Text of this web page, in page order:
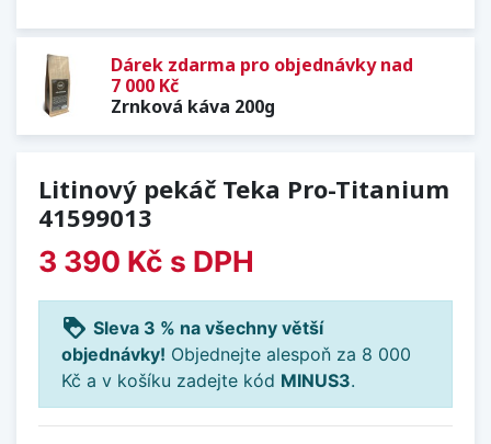
Dárek zdarma pro objednávky nad
7 000 Kč
Zrnková káva 200g
Litinový pekáč Teka Pro-Titanium
41599013
3 390 Kč s DPH
loyalty Sleva 3 % na všechny větší
objednávky! Objednejte alespoň za 8 000
Kč a v košíku zadejte kód MINUS3.